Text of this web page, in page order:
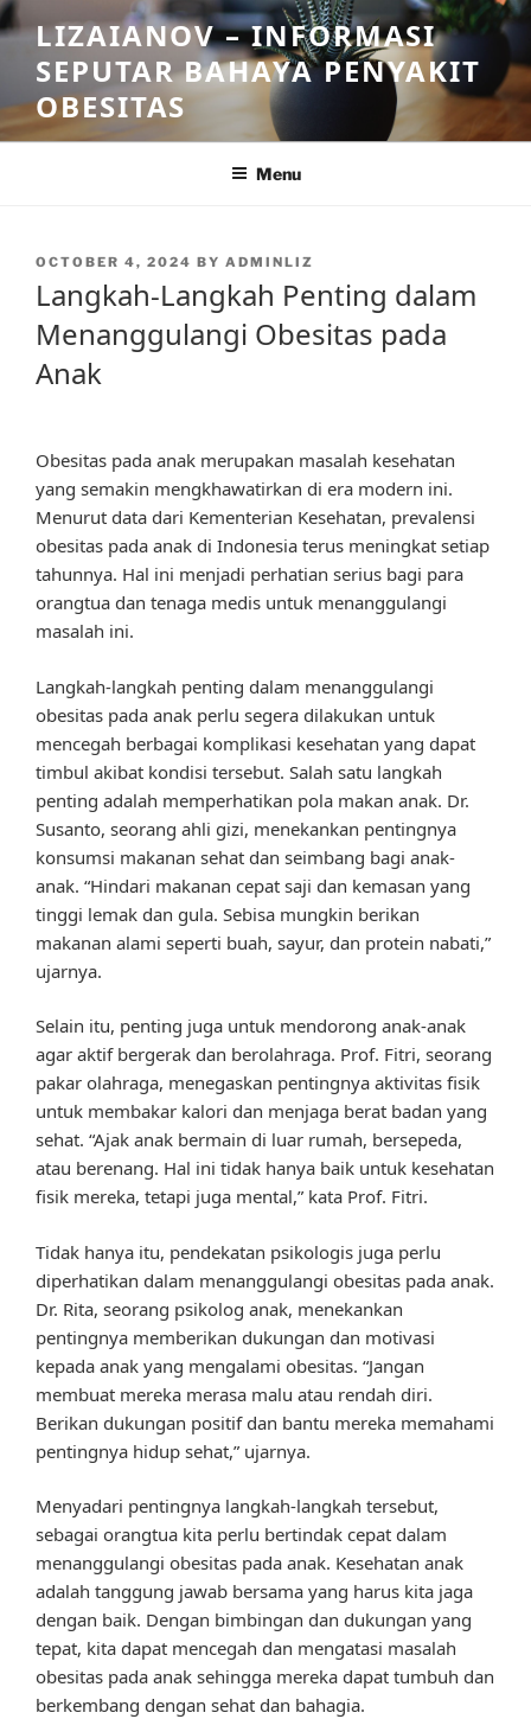
Skip
to
content
LIZAIANOV – INFORMASI
SEPUTAR BAHAYA PENYAKIT
OBESITAS
Menu
POSTED
OCTOBER 4, 2024 BY ADMINLIZ
Langkah-Langkah Penting dalam
Menanggulangi Obesitas pada
Anak
Obesitas pada anak merupakan masalah kesehatan
yang semakin mengkhawatirkan di era modern ini.
Menurut data dari Kementerian Kesehatan, prevalensi
obesitas pada anak di Indonesia terus meningkat setiap
tahunnya. Hal ini menjadi perhatian serius bagi para
orangtua dan tenaga medis untuk menanggulangi
masalah ini.
Langkah-langkah penting dalam menanggulangi
obesitas pada anak perlu segera dilakukan untuk
mencegah berbagai komplikasi kesehatan yang dapat
timbul akibat kondisi tersebut. Salah satu langkah
penting adalah memperhatikan pola makan anak. Dr.
Susanto, seorang ahli gizi, menekankan pentingnya
konsumsi makanan sehat dan seimbang bagi anak-
anak. “Hindari makanan cepat saji dan kemasan yang
tinggi lemak dan gula. Sebisa mungkin berikan
makanan alami seperti buah, sayur, dan protein nabati,”
ujarnya.
Selain itu, penting juga untuk mendorong anak-anak
agar aktif bergerak dan berolahraga. Prof. Fitri, seorang
pakar olahraga, menegaskan pentingnya aktivitas fisik
untuk membakar kalori dan menjaga berat badan yang
sehat. “Ajak anak bermain di luar rumah, bersepeda,
atau berenang. Hal ini tidak hanya baik untuk kesehatan
fisik mereka, tetapi juga mental,” kata Prof. Fitri.
Tidak hanya itu, pendekatan psikologis juga perlu
diperhatikan dalam menanggulangi obesitas pada anak.
Dr. Rita, seorang psikolog anak, menekankan
pentingnya memberikan dukungan dan motivasi
kepada anak yang mengalami obesitas. “Jangan
membuat mereka merasa malu atau rendah diri.
Berikan dukungan positif dan bantu mereka memahami
pentingnya hidup sehat,” ujarnya.
Menyadari pentingnya langkah-langkah tersebut,
sebagai orangtua kita perlu bertindak cepat dalam
menanggulangi obesitas pada anak. Kesehatan anak
adalah tanggung jawab bersama yang harus kita jaga
dengan baik. Dengan bimbingan dan dukungan yang
tepat, kita dapat mencegah dan mengatasi masalah
obesitas pada anak sehingga mereka dapat tumbuh dan
berkembang dengan sehat dan bahagia.